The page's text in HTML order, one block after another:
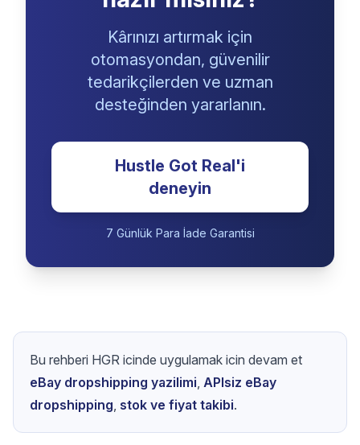
Kârınızı artırmak için
otomasyondan, güvenilir
tedarikçilerden ve uzman
desteğinden yararlanın.
Hustle Got Real'i
deneyin
7 Günlük Para İade Garantisi
Bu rehberi HGR icinde uygulamak icin devam et
eBay dropshipping yazilimi, APIsiz eBay
dropshipping, stok ve fiyat takibi.